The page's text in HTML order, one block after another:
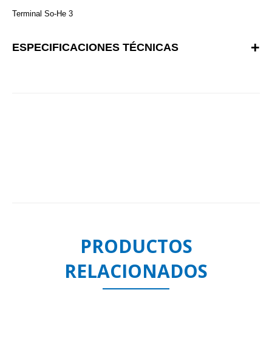
Terminal So-He 3
ESPECIFICACIONES TÉCNICAS
PRODUCTOS
RELACIONADOS